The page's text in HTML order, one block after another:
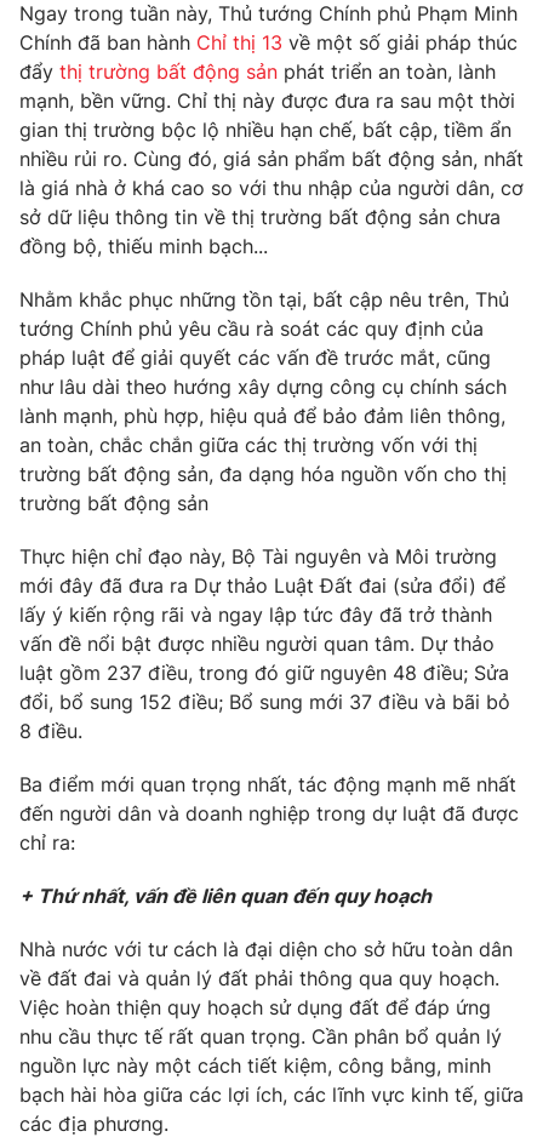
Góc doanh nghiệp
Truyền hình
Phim VTV
Hậu trường
Nhân vật
Khán giả
Giải sao mai
Giải trí
Điện ảnh
Âm nhạc
Sao
Đời sống
Du lịch
Chất lượng cuộc sống
Giáo dục
Tuyển sinh
Học trực tuyến
Công nghệ
Hitech Công nghệ tương lai
Sản phẩm
Thị trường
Tư vấn
Giao lưu trực tuyến
Lịch phát sóng
Chuyên mục khác
Emagazine Podcast
Photo Infographic
Video
VTV Money VTV Thể thao
Thị trường 24h Tấm lòng Việt
VTV4 Vươn mình bằng AI
VTV9 VTV8
Ngay trong tuần này, Thủ tướng Chính phủ Phạm Minh
Chính đã ban hành Chỉ thị 13 về một số giải pháp thúc
đẩy thị trường bất động sản phát triển an toàn, lành
mạnh, bền vững. Chỉ thị này được đưa ra sau một thời
gian thị trường bộc lộ nhiều hạn chế, bất cập, tiềm ẩn
nhiều rủi ro. Cùng đó, giá sản phẩm bất động sản, nhất
là giá nhà ở khá cao so với thu nhập của người dân, cơ
sở dữ liệu thông tin về thị trường bất động sản chưa
đồng bộ, thiếu minh bạch...
Nhằm khắc phục những tồn tại, bất cập nêu trên, Thủ
tướng Chính phủ yêu cầu rà soát các quy định của
pháp luật để giải quyết các vấn đề trước mắt, cũng
như lâu dài theo hướng xây dựng công cụ chính sách
lành mạnh, phù hợp, hiệu quả để bảo đảm liên thông,
an toàn, chắc chắn giữa các thị trường vốn với thị
trường bất động sản, đa dạng hóa nguồn vốn cho thị
trường bất động sản
Thực hiện chỉ đạo này, Bộ Tài nguyên và Môi trường
mới đây đã đưa ra Dự thảo Luật Đất đai (sửa đổi) để
lấy ý kiến rộng rãi và ngay lập tức đây đã trở thành
vấn đề nổi bật được nhiều người quan tâm. Dự thảo
luật gồm 237 điều, trong đó giữ nguyên 48 điều; Sửa
đổi, bổ sung 152 điều; Bổ sung mới 37 điều và bãi bỏ
8 điều.
Ba điểm mới quan trọng nhất, tác động mạnh mẽ nhất
đến người dân và doanh nghiệp trong dự luật đã được
chỉ ra:
+ Thứ nhất, vấn đề liên quan đến quy hoạch
Nhà nước với tư cách là đại diện cho sở hữu toàn dân
về đất đai và quản lý đất phải thông qua quy hoạch.
Việc hoàn thiện quy hoạch sử dụng đất để đáp ứng
nhu cầu thực tế rất quan trọng. Cần phân bổ quản lý
nguồn lực này một cách tiết kiệm, công bằng, minh
bạch hài hòa giữa các lợi ích, các lĩnh vực kinh tế, giữa
các địa phương.